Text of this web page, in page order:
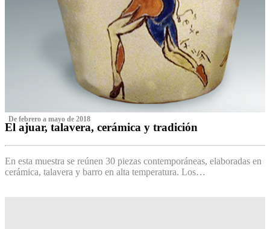
‌ De febrero a mayo de 2018
El ajuar, talavera, cerámica y tradición
En esta muestra se reúnen 30 piezas contemporáneas, elaboradas en
cerámica, talavera y barro en alta temperatura. Los…